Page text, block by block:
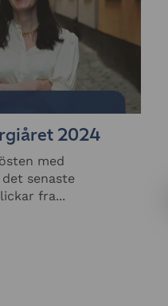
2024
med
senaste
fra...